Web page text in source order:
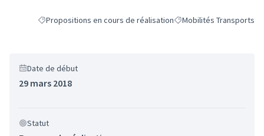
Filtrer les résultats de la catégorie : Propositions en cours de
Propositions en cours de réalisationFiltrer les résultats pour
Mobilités Transports
Date de début
29 mars 2018
Statut